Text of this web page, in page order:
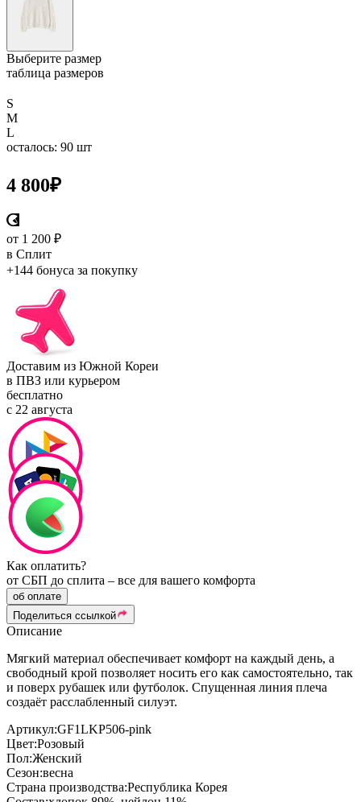
Выберите размер
таблица размеров
S
M
L
осталось: 90 шт
4 800₽
от 1 200 ₽
в Сплит
+144 бонуса за покупку
Доставим из Южной Кореи
в ПВЗ или курьером
бесплатно
с 22 августа
Как оплатить?
от СБП до сплита – все для вашего комфорта
об оплате
Поделиться ссылкой
Описание
Мягкий материал обеспечивает комфорт на каждый день, а
свободный крой позволяет носить его как самостоятельно, так
и поверх рубашек или футболок. Спущенная линия плеча
создаёт расслабленный силуэт.
Артикул:GF1LKP506-pink
Цвет:Розовый
Пол:Женский
Сезон:весна
Страна производства:Республика Корея